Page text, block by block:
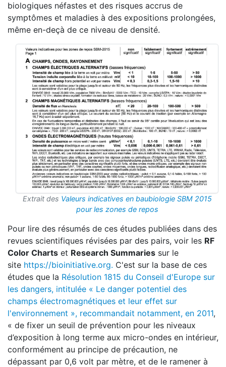
biologiques néfastes et des risques accrus de
symptômes et maladies à des expositions prolongées,
même en-deçà de ce niveau de densité.
Extrait des Valeurs indicatives en baubiologie SBM 2015
pour les zones de repos
Pour lire des résumés de ces études publiées dans des
revues scientifiques révisées par des pairs, voir les RF
Color Charts et Research Summaries sur le
site https://bioinitiative.org. C'est sur la base de ces
études que la Résolution 1815 du Conseil d'Europe sur
les dangers, intitulée « Le danger potentiel des
champs électromagnétiques et leur effet sur
l'environnement », recommandait notamment, en 2011,
« de fixer un seuil de prévention pour les niveaux
d’exposition à long terme aux micro-ondes en intérieur,
conformément au principe de précaution, ne
dépassant par 0,6 volt par mètre, et de le ramener à